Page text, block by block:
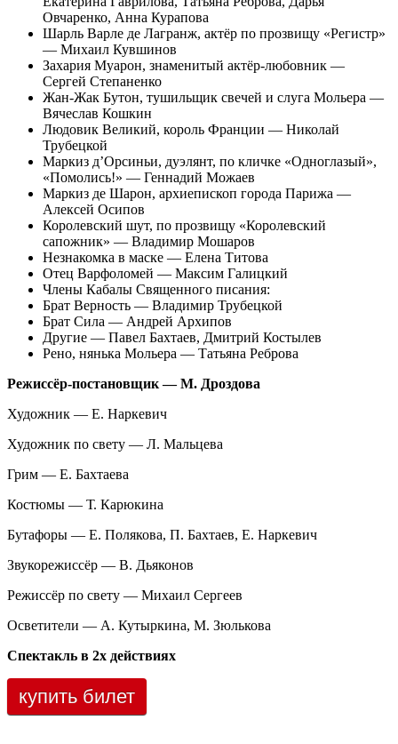
Овчаренко, Анна Курапова
Шарль Варле де Лагранж, актёр по прозвищу «Регистр»
— Михаил Кувшинов
Захария Муарон, знаменитый актёр-любовник —
Сергей Степаненко
Жан-Жак Бутон, тушильщик свечей и слуга Мольера —
Вячеслав Кошкин
Людовик Великий, король Франции — Николай
Трубецкой
Маркиз д’Орсиньи, дуэлянт, по кличке «Одноглазый»,
«Помолись!» — Геннадий Можаев
Маркиз де Шарон, архиепископ города Парижа —
Алексей Осипов
Королевский шут, по прозвищу «Королевский
сапожник» — Владимир Мошаров
Незнакомка в маске — Елена Титова
Отец Варфоломей — Максим Галицкий
Члены Кабалы Священного писания:
Брат Верность — Владимир Трубецкой
Брат Сила — Андрей Архипов
Другие — Павел Бахтаев, Дмитрий Костылев
Рено, нянька Мольера — Татьяна Реброва
Режиссёр-постановщик — М. Дроздова
Художник — Е. Наркевич
Художник по свету — Л. Мальцева
Грим — Е. Бахтаева
Костюмы — Т. Карюкина
Бутафоры — Е. Полякова, П. Бахтаев, Е. Наркевич
Звукорежиссёр — В. Дьяконов
Режиссёр по свету — Михаил Сергеев
Осветители — А. Кутыркина, М. Зюлькова
Спектакль в 2х действиях
купить билет